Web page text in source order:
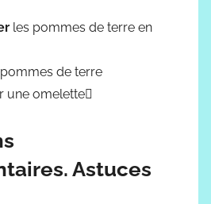
les pommes de terre en
de terre
une omelette
Astuces